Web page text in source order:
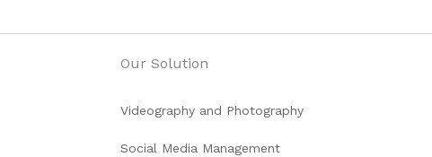
Our Solution
Videography and Photography
Social Media Management